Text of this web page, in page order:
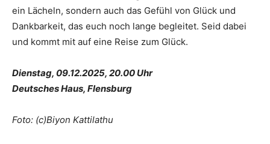
ein Lächeln, sondern auch das Gefühl von Glück und
Dankbarkeit, das euch noch lange begleitet. Seid dabei
und kommt mit auf eine Reise zum Glück.
Dienstag, 09.12.2025, 20.00 Uhr
Deutsches Haus, Flensburg
Foto: (c)Biyon Kattilathu